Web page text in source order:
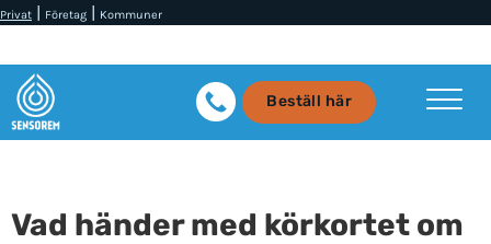
Privat | Företag | Kommuner
Beställ här
Vad händer med körkortet om